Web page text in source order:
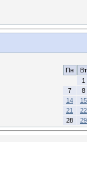
Пн
Вт
1
7
8
14
15
21
22
28
29